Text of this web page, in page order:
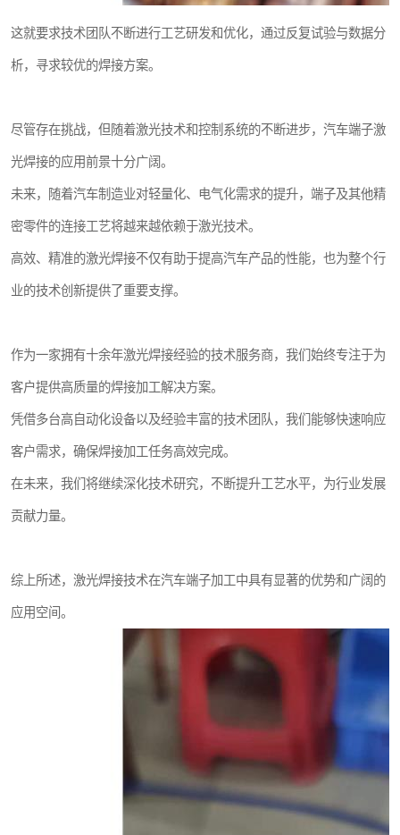
这就要求技术团队不断进行工艺研发和优化，通过反复试验与数据分
析，寻求较优的焊接方案。
尽管存在挑战，但随着激光技术和控制系统的不断进步，汽车端子激
光焊接的应用前景十分广阔。
未来，随着汽车制造业对轻量化、电气化需求的提升，端子及其他精
密零件的连接工艺将越来越依赖于激光技术。
高效、精准的激光焊接不仅有助于提高汽车产品的性能，也为整个行
业的技术创新提供了重要支撑。
作为一家拥有十余年激光焊接经验的技术服务商，我们始终专注于为
客户提供高质量的焊接加工解决方案。
凭借多台高自动化设备以及经验丰富的技术团队，我们能够快速响应
客户需求，确保焊接加工任务高效完成。
在未来，我们将继续深化技术研究，不断提升工艺水平，为行业发展
贡献力量。
综上所述，激光焊接技术在汽车端子加工中具有显著的优势和广阔的
应用空间。